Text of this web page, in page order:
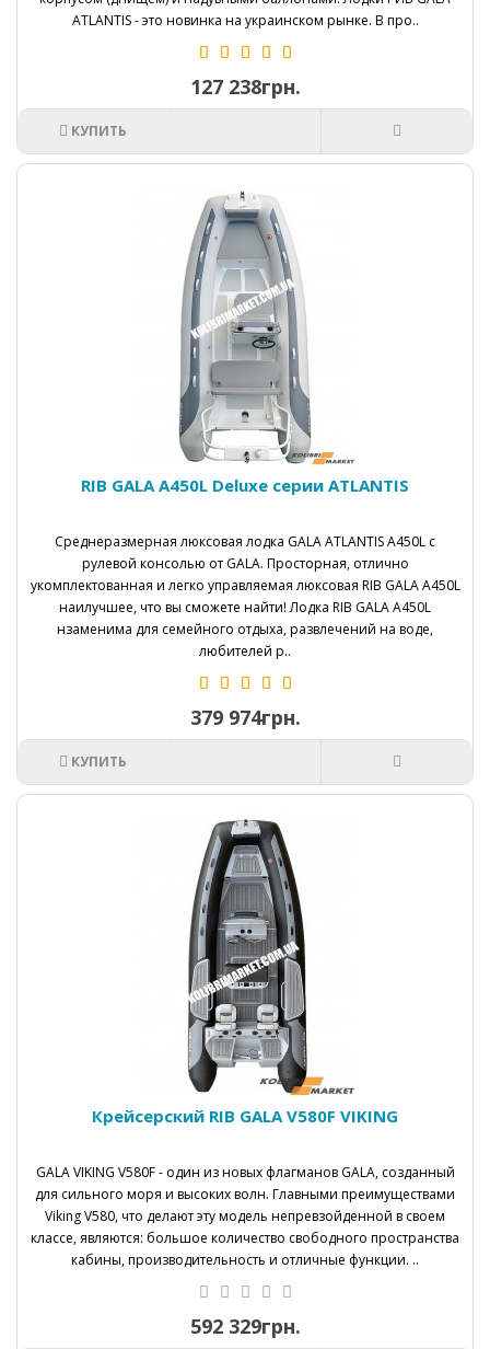
ATLANTIS - это новинка на украинском рынке. В про..
127 238грн.
КУПИТЬ
RIB GALA A450L Deluxe серии ATLANTIS
Среднеразмерная люксовая лодка GALA ATLANTIS A450L с
рулевой консолью от GALA. Просторная, отлично
укомплектованная и легко управляемая люксовая RIB GALA A450L
наилучшее, что вы сможете найти! Лодка RIB GALA A450L
нзаменима для семейного отдыха, развлечений на воде,
любителей р..
379 974грн.
КУПИТЬ
Крейсерский RIB GALA V580F VIKING
GALA VIKING V580F - один из новых флагманов GALA, созданный
для сильного моря и высоких волн. Главными преимуществами
Viking V580, что делают эту модель непревзойденной в своем
классе, являются: большое количество свободного пространства
кабины, производительность и отличные функции. ..
592 329грн.